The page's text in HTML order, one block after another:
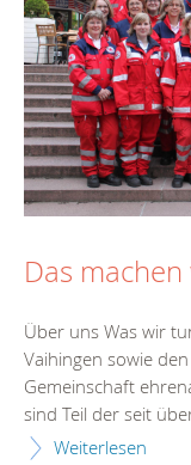
Das machen
Über uns Was wir
Vaihingen sowie
Gemeinschaft
sind Teil der seit
Weiterlesen